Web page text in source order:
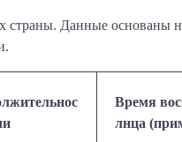
страны. Данные основаны
Время
лнца